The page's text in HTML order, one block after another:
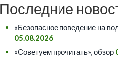
Последние
«Безопасное поведение на
05.08.2026
«Советуем прочитать», обзор